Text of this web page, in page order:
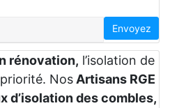
Envoyez
rénovation, l’isolation de
Nos Artisans RGE
d’isolation des combles,